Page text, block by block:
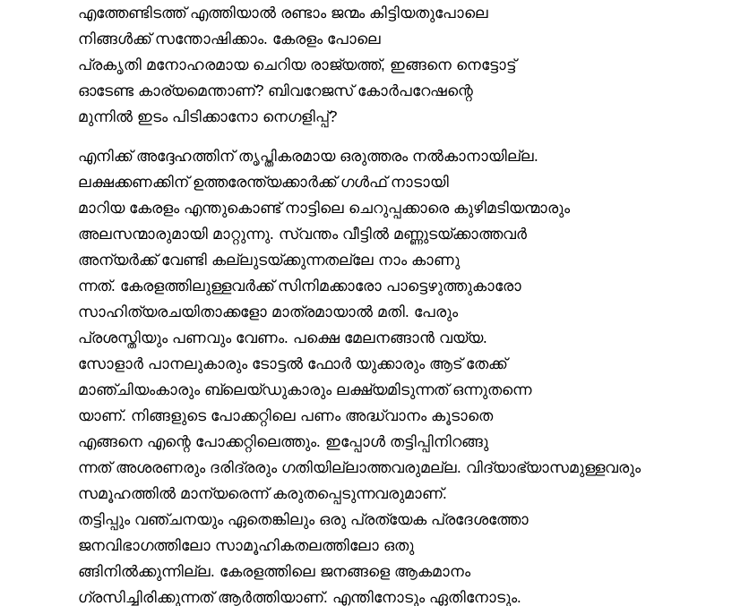
എത്തേണ്ടിടത്ത് എത്തിയാൽ രണ്ടാം ജന്മം കിട്ടിയതുപോലെ
നിങ്ങൾക്ക് സന്തോഷിക്കാം. കേരളം പോലെ
പ്രകൃതി മനോഹരമായ ചെറിയ രാജ്യത്ത്, ഇങ്ങനെ നെട്ടോട്ട്
ഓടേണ്ട കാര്യമെന്താണ്? ബിവറേജസ് കോർപറേഷന്റെ
മുന്നിൽ ഇടം പിടിക്കാനോ നെഗളിപ്പ്?
എനിക്ക് അദ്ദേഹത്തിന് തൃപ്തികരമായ ഒരുത്തരം നൽകാനായില്ല.
ലക്ഷക്കണക്കിന് ഉത്തരേന്ത്യക്കാർക്ക് ഗൾഫ് നാടായി
മാറിയ കേരളം എന്തുകൊണ്ട് നാട്ടിലെ ചെറുപ്പക്കാരെ കുഴിമടിയന്മാരും
അലസന്മാരുമായി മാറ്റുന്നു. സ്വന്തം വീട്ടിൽ മണ്ണുടയ്ക്കാത്തവർ
അന്യർക്ക് വേണ്ടി കല്ലുടയ്ക്കുന്നതല്ലേ നാം കാണു
ന്നത്. കേരളത്തിലുള്ളവർക്ക് സിനിമക്കാരോ പാട്ടെഴുത്തുകാരോ
സാഹിത്യരചയിതാക്കളോ മാത്രമായാൽ മതി. പേരും
പ്രശസ്തിയും പണവും വേണം. പക്ഷെ മേലനങ്ങാൻ വയ്യ.
സോളാർ പാനലുകാരും ടോട്ടൽ ഫോർ യുക്കാരും ആട് തേക്ക്
മാഞ്ചിയംകാരും ബ്ലെയ്ഡുകാരും ലക്ഷ്യമിടുന്നത് ഒന്നുതന്നെ
യാണ്. നിങ്ങളുടെ പോക്കറ്റിലെ പണം അദ്ധ്വാനം കൂടാതെ
എങ്ങനെ എന്റെ പോക്കറ്റിലെത്തും. ഇപ്പോൾ തട്ടിപ്പിനിറങ്ങു
ന്നത് അശരണരും ദരിദ്രരും ഗതിയില്ലാത്തവരുമല്ല. വിദ്യാഭ്യാസമുള്ളവരും
സമൂഹത്തിൽ മാന്യരെന്ന് കരുതപ്പെടുന്നവരുമാണ്.
തട്ടിപ്പും വഞ്ചനയും ഏതെങ്കിലും ഒരു പ്രത്യേക പ്രദേശത്തോ
ജനവിഭാഗത്തിലോ സാമൂഹികതലത്തിലോ ഒതു
ങ്ങിനിൽക്കുന്നില്ല. കേരളത്തിലെ ജനങ്ങളെ ആകമാനം
ഗ്രസിച്ചിരിക്കുന്നത് ആർത്തിയാണ്. എന്തിനോടും ഏതിനോടും.